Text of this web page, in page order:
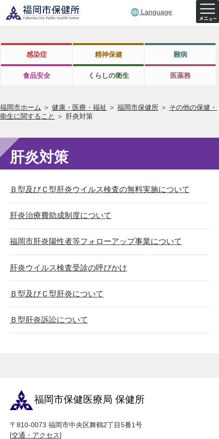
Language
感染症 精神保健 難病
食品安全 くらしの衛生 医薬務
福岡市ホーム ＞ 健康・医療・福祉 ＞ 福岡市保健所 ＞ その他の保健・
衛生に関すること
＞ 肝炎対策
肝炎対策
Ｂ型及びＣ型肝炎ウイルス検査の無料実施について
肝炎治療費助成制度について
福岡市肝炎陽性者等フォローアップ事業について
肝炎ウイルス検査受診の呼びかけ
Ｂ型及びＣ型肝炎について
Ｂ型肝炎訴訟について
福岡市保健医療局 保健所
〒810-0073 福岡市中央区舞鶴2丁目5番1号
[交通・アクセス]